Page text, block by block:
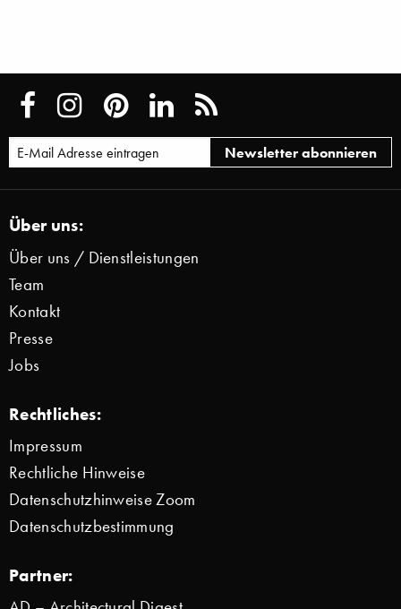
Über uns:
Über uns / Dienstleistungen
Team
Kontakt
Presse
Jobs
Rechtliches:
Impressum
Rechtliche Hinweise
Datenschutzhinweise Zoom
Datenschutzbestimmung
Partner: